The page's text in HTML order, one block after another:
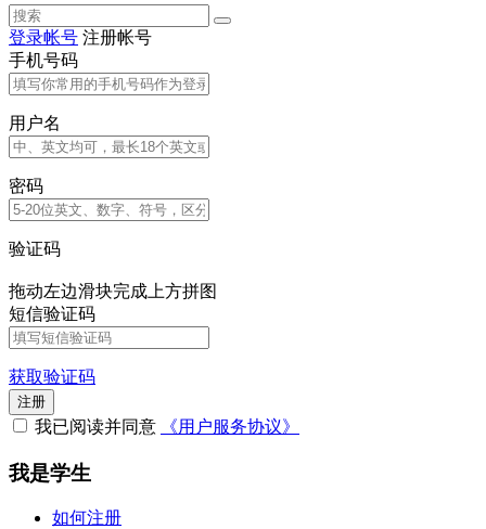
登录帐号 注册帐号
手机号码
用户名
密码
验证码
拖动左边滑块完成上方拼图
短信验证码
获取验证码
注册
我已阅读并同意 《用户服务协议》
我是学生
如何注册